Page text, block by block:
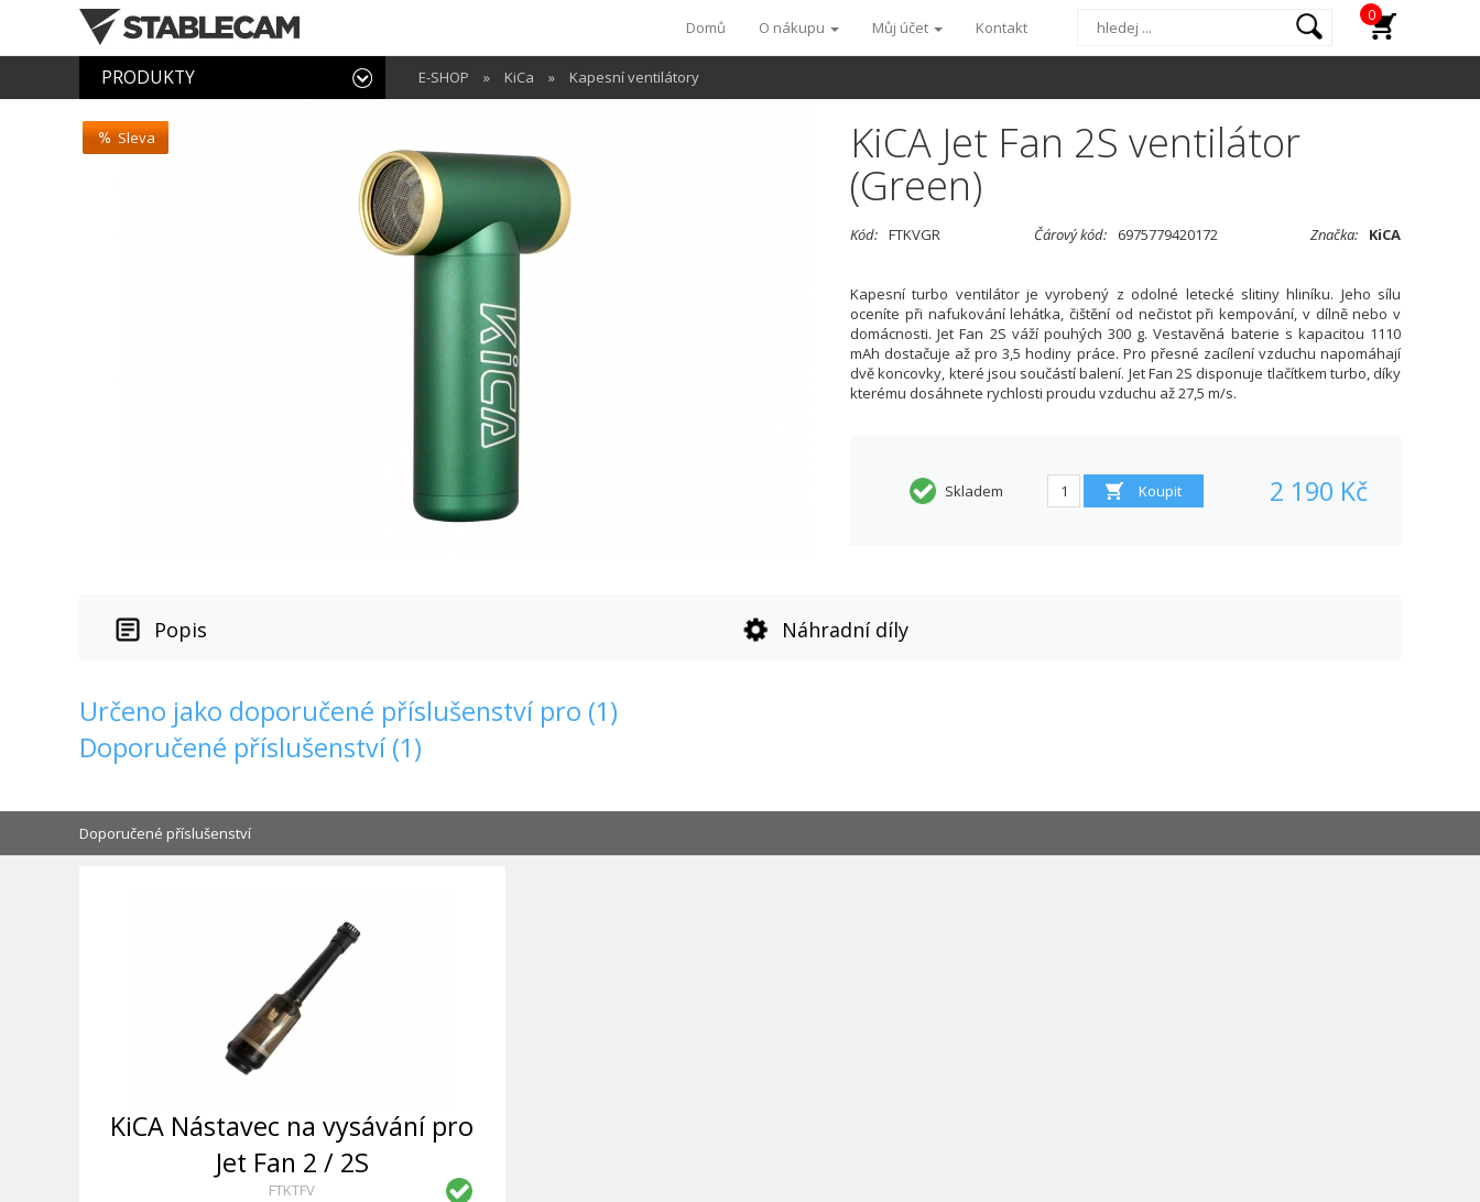
0
Domů O nákupu Můj účet Kontakt
PRODUKTY E-SHOP » KiCa » Kapesní ventilátory
Sleva KiCA Jet Fan 2S ventilátor
(Green)
Kód: FTKVGR Čárový kód: 6975779420172 Značka: KiCA
Kapesní turbo ventilátor je vyrobený z odolné letecké slitiny hliníku. Jeho sílu
oceníte při nafukování lehátka, čištění od nečistot při kempování, v dílně nebo v
domácnosti. Jet Fan 2S váží pouhých 300 g. Vestavěná baterie s kapacitou 1110
mAh dostačuje až pro 3,5 hodiny práce. Pro přesné zacílení vzduchu napomáhají
dvě koncovky, které jsou součástí balení. Jet Fan 2S disponuje tlačítkem turbo, díky
kterému dosáhnete rychlosti proudu vzduchu až 27,5 m/s.
Skladem 2 190 Kč
Popis Náhradní díly
Určeno jako doporučené příslušenství pro (1)
Doporučené příslušenství (1)
Doporučené příslušenství
KiCA Nástavec na vysávání pro
Jet Fan 2 / 2S
FTKTFV